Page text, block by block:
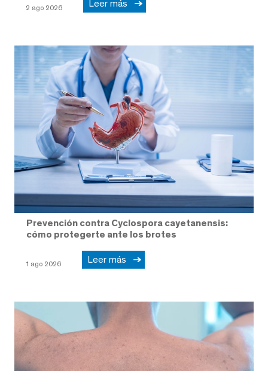
2 ago 2026 Leer más
Prevención contra Cyclospora cayetanensis:
cómo protegerte ante los brotes
1 ago 2026 Leer más